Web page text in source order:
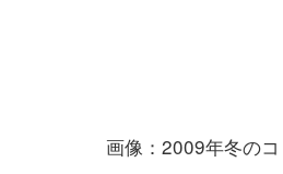
画像：2009年冬の